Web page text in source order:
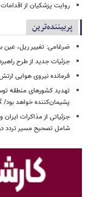
روایت پزشکیان از
پربیننده‌ترین
ضرغامی: تغییر ریل،
جزئیات جدید از طرح
فرمانده نیروی هوایی
تهدید کشورهای منطقه
پشیمان‌کننده خواهد
جزئیاتی از مذاکرات
شامل تصحیح مسیر تردد